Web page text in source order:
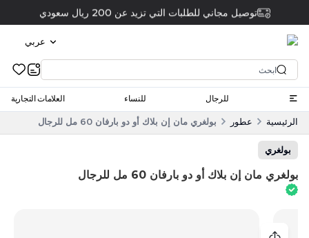
توصيل مجاني للطلبات التي تزيد عن 200 ريال سعودي
عربي
للرجال للنساء العلامات التجارية
الرئيسية عطور بولغري مان إن بلاك أو دو بارفان 60 مل للرجال
بولغري
بولغري مان إن بلاك أو دو بارفان 60 مل للرجال